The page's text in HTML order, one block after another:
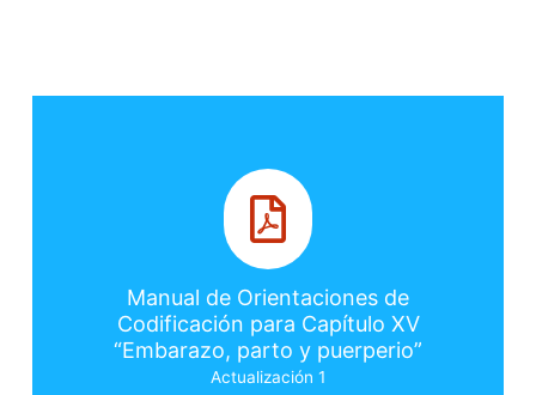
Manual de Orientaciones de
Codificación para Capítulo XV
“Embarazo, parto y puerperio”
Actualización 1